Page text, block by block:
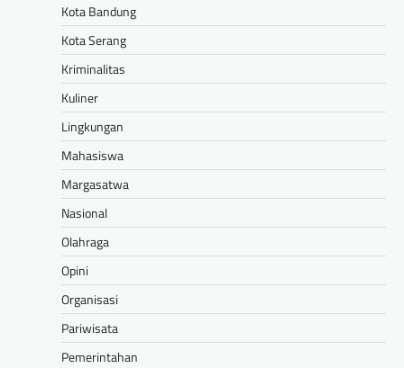
Kota Bandung
Kota Serang
Kriminalitas
Kuliner
Lingkungan
Mahasiswa
Margasatwa
Nasional
Olahraga
Opini
Organisasi
Pariwisata
Pemerintahan